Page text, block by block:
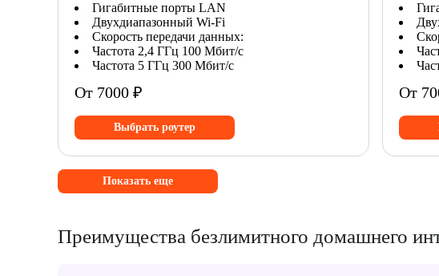
Гигабитные порты LAN
Двухдиапазонный Wi-Fi
Скорость передачи данных:
Частота 2,4 ГГц 100 Мбит/с
Частота 5 ГГц 300 Мбит/с
От 7000 ₽
Выбрать роутер
От
Показать еще
Преимущества безлимитного домашнего